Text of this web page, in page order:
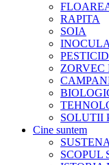
RAPITA
SOIA
ZORVEC
SOLUTII
Cine suntem
SCOPUL